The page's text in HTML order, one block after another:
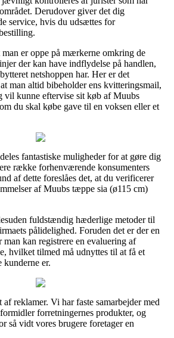
Derudover giver det dig
service, hvis du udsættes for
er oppe på mærkerne omkring de
der kan have indflydelse på handlen,
netshoppen har. Her er det
man altid bibeholder ens kvitteringsmail,
vil kunne eftervise sit køb af Muubs
du skal købe gave til en voksen eller et
fantastiske muligheder for at gøre dig
række forhenværende konsumenters
af dette foreslåes det, at du verificerer
af Muubs tæppe sia (ø115 cm)
fuldstændig hæderlige metoder til
pålidelighed. Foruden det er der en
kan registrere en evaluering af
hvilket tilmed må udnyttes til at få et
er.
af reklamer. Vi har faste samarbejder med
forretningernes produkter, og
så vidt vores brugere foretager en